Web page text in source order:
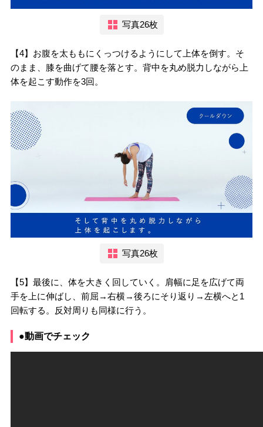
写真26枚
【4】お腹を太ももにくっつけるようにして上体を倒す。そ
のまま、膝を曲げて腰を落とす。背中を丸め脱力しながら上
体を起こす動作を3回。
写真26枚
【5】最後に、体を大きく回していく。肩幅に足を広げて両
手を上に伸ばし、前屈→右横→後ろにそり返り→左横へと1
回転する。反対周りも同様に行う。
●動画でチェック